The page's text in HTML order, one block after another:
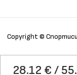
28.12 € /
Copyright ©